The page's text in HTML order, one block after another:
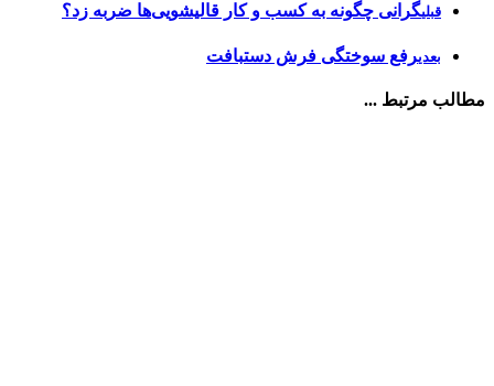
قبلیگرانی چگونه به کسب و کار قالیشویی‌ها ضربه زد؟
بعدیرفع سوختگی فرش دستبافت
مطالب مرتبط ...